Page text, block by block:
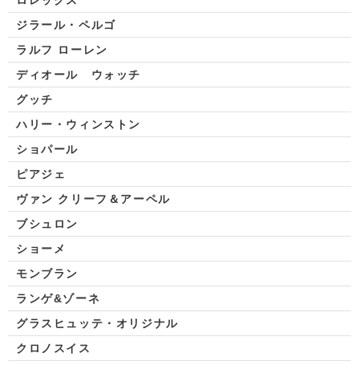
ジラール・ペルゴ
ラルフ ローレン
ディオール ウォッチ
グッチ
ハリー・ウィンストン
ショパール
ピアジェ
ヴァン クリーフ＆アーペル
ブシュロン
ショーメ
モンブラン
ランゲ&ゾーネ
グラスヒュッテ・オリジナル
クロノスイス